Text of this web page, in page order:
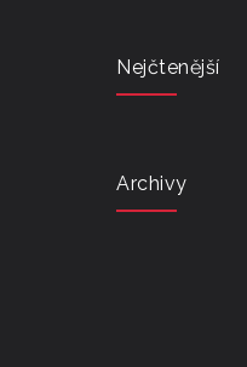
Nejčtenější
Archivy